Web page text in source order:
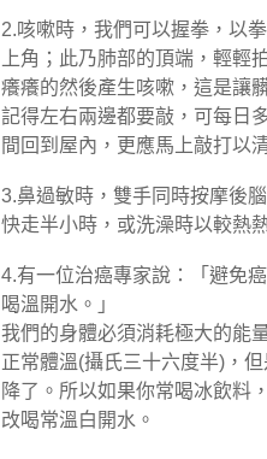
2.咳嗽時，我們可以握拳，以
上角；此乃肺部的頂端，輕輕
癢癢的然後產生咳嗽，這是讓
記得左右兩邊都要敲，可每日
間回到屋內，更應馬上敲打以
3.鼻過敏時，雙手同時按摩後
快走半小時，或洗澡時以較熱
4.有一位治癌專家說：「避免
喝溫開水。」
我們的身體必須消耗極大的能
正常體溫(攝氏三十六度半)，
降了。所以如果你常喝冰飲料
改喝常溫白開水。